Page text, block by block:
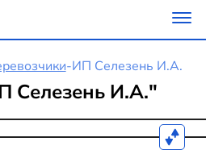
-ИП Селезень И.А.
Селезень И.А."